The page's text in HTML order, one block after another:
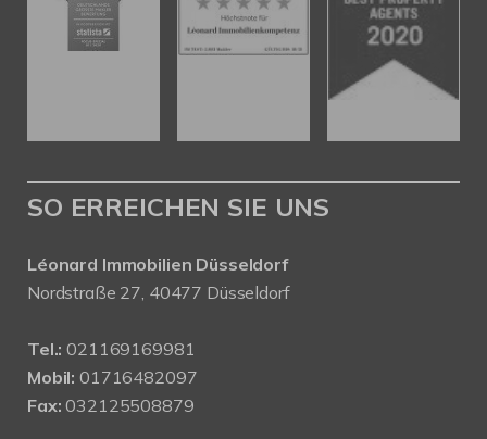
SO ERREICHEN SIE UNS
Léonard Immobilien Düsseldorf
Nordstraße 27, 40477 Düsseldorf
Tel.: 021169169981
Mobil: 01716482097
Fax: 032125508879